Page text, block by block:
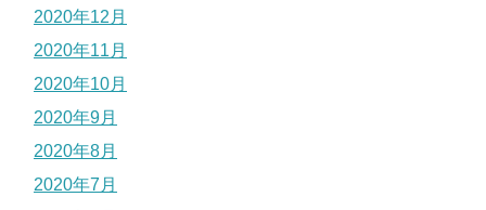
2020年12月
2020年11月
2020年10月
2020年9月
2020年8月
2020年7月